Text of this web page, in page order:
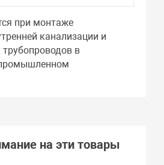
при монтаже
канализации и
трубопроводов в
на эти товары